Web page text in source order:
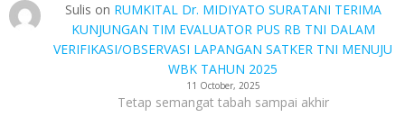
Sulis on RUMKITAL Dr. MIDIYATO SURATANI TERIMA
KUNJUNGAN TIM EVALUATOR PUS RB TNI DALAM
VERIFIKASI/OBSERVASI LAPANGAN SATKER TNI MENUJU
WBK TAHUN 2025
11 October, 2025
Tetap semangat tabah sampai akhir